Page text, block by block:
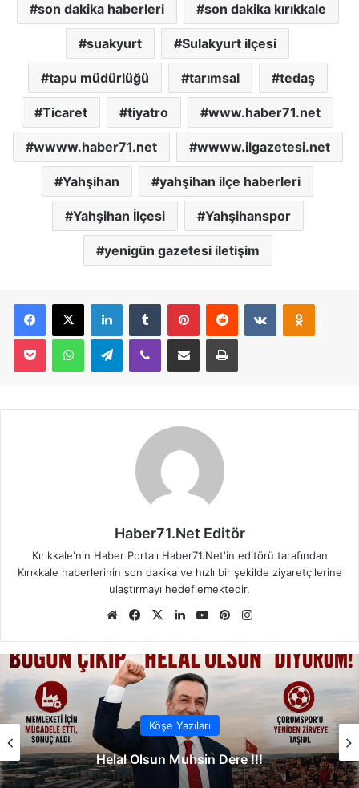
son dakika haberleri son dakika kırıkkale
suakyurt Sulakyurt ilçesi
tapu müdürlüğü tarımsal tedaş
Ticaret tiyatro www.haber71.net
wwww.haber71.net wwww.ilgazetesi.net
Yahşihan yahşihan ilçe haberleri
Yahşihan İlçesi Yahşihanspor
yenigün gazetesi iletişim
Telegram
Haber71.Net Editör
Kırıkkale'nin Haber Portalı Haber71.Net'in editörü tarafından
Kırıkkale haberlerinin son dakika ve hızlı bir şekilde ziyaretçilerine
ulaştırmayı hedeflemektedir.
We
sit
esi
Fa
bo
ok
X
Lin
dIn
Yo
ub
e
Pin
est ra
m
Köşe Yazıları
Helal Olsun Muhsin Dere !!!